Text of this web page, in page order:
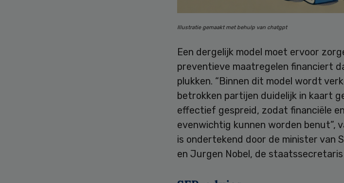
Illustratie gemaakt met behulp van chatgpt
Een dergelijk model moet ervoor
preventieve maatregelen financiert
plukken. “Binnen dit model wordt
betrokken partijen duidelijk in kaart
effectief gespreid, zodat financiële
evenwichtig kunnen worden benut”,
is ondertekend door de minister van
en Jurgen Nobel, de